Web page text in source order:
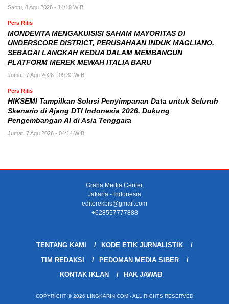
Sabtu, 8 Agu 2026 - 14:19 WIB
Pers Rilis
MONDEVITA MENGAKUISISI SAHAM MAYORITAS DI
UNDERSCORE DISTRICT, PERUSAHAAN INDUK MAGLIANO,
SEBAGAI LANGKAH KEDUA DALAM MEMBANGUN
PLATFORM MEREK MEWAH ITALIA BARU
Jumat, 7 Agu 2026 - 09:32 WIB
Pers Rilis
HIKSEMI Tampilkan Solusi Penyimpanan Data untuk Seluruh
Skenario di Ajang DTI Indonesia 2026, Dukung
Pengembangan AI di Asia Tenggara
Jumat, 7 Agu 2026 - 04:14 WIB
Graha Media Center,
Jakarta - Indonesia
editorekbis@gmail.com
+628557777888
TENTANG KAMI
KODE ETIK JURNALISTIK
TIM REDAKSI
PEDOMAN MEDIA SIBER
KONTAK IKLAN
HAK JAWAB
COPYRIGHT © 2026 LINGKARIN.COM - ALL RIGHTS RESERVED